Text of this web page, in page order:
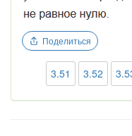
Поделиться
3.51 3.52